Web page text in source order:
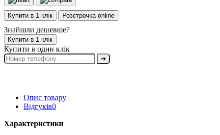
Купити в 1 клік Розстрочка online
Знайшли дешевше?
Купити в 1 клік
Купити в один клік
➔
Опис товару
Відгуків0
Характеристики